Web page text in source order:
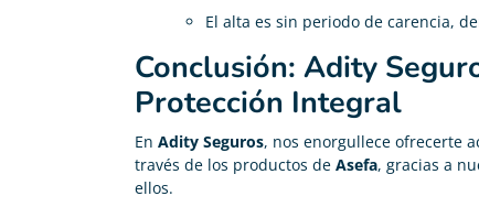
El alta es sin periodo de carencia,
Conclusión: Adity
Protección Integral
En Adity Seguros, nos enorgullece ofrecerte
través de los productos de Asefa, gracias a
ellos.